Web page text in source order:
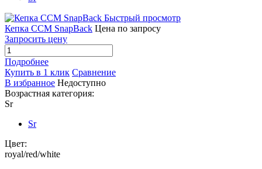
Быстрый просмотр
Кепка CCM SnapBack Цена по запросу
Запросить цену
Подробнее
Купить в 1 клик Сравнение
В избранное Недоступно
Возрастная категория:
Sr
Sr
Цвет:
royal/red/white